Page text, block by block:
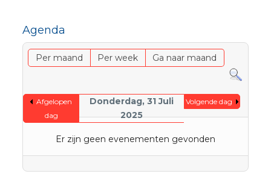
Agenda
Per maand Per week Ga naar maand
Afgelopen
dag
Donderdag, 31 Juli
2025
Volgende dag
Er zijn geen evenementen gevonden